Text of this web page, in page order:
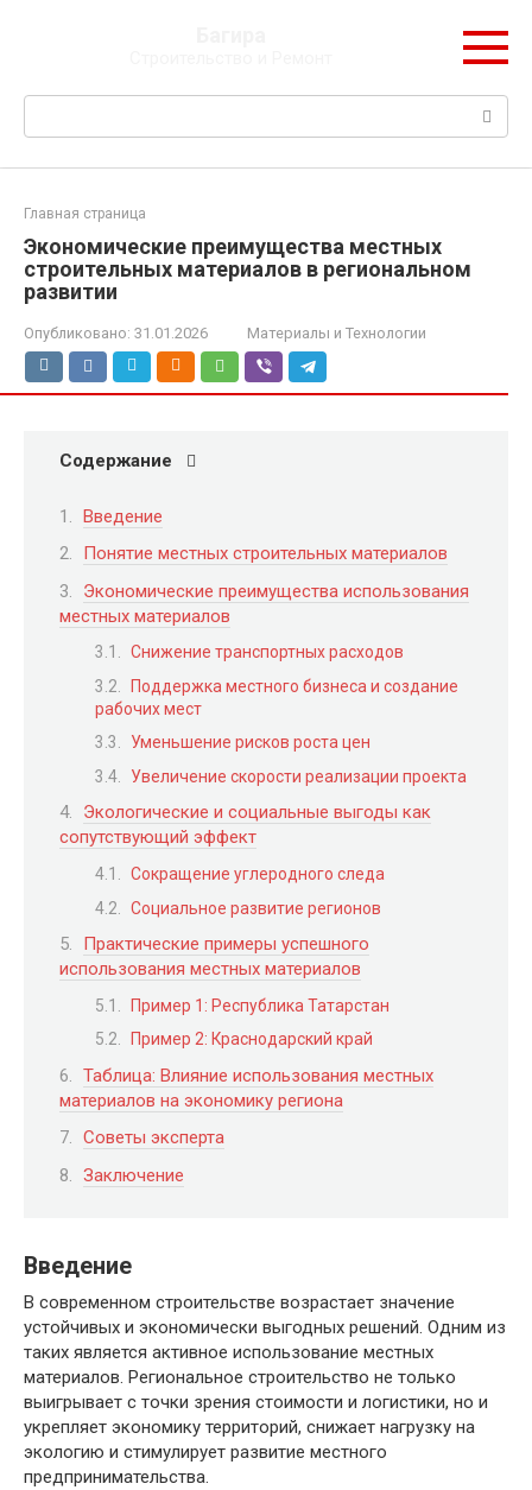
Поиск:
Главная страница
Экономические преимущества местных
строительных материалов в региональном
развитии
Опубликовано: 31.01.2026 Материалы и Технологии
Содержание
Введение
Понятие местных строительных материалов
Экономические преимущества использования
местных материалов
Снижение транспортных расходов
Поддержка местного бизнеса и создание
рабочих мест
Уменьшение рисков роста цен
Увеличение скорости реализации проекта
Экологические и социальные выгоды как
сопутствующий эффект
Сокращение углеродного следа
Социальное развитие регионов
Практические примеры успешного
использования местных материалов
Пример 1: Республика Татарстан
Пример 2: Краснодарский край
Таблица: Влияние использования местных
материалов на экономику региона
Советы эксперта
Заключение
Введение
В современном строительстве возрастает значение
устойчивых и экономически выгодных решений. Одним из
таких является активное использование местных
материалов. Региональное строительство не только
выигрывает с точки зрения стоимости и логистики, но и
укрепляет экономику территорий, снижает нагрузку на
экологию и стимулирует развитие местного
предпринимательства.